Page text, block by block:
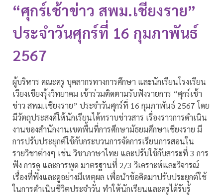
“ศุกร์เช้าข่าว สพม.เชียงราย”
ประจำวันศุกร์ที่ 16 กุมภาพันธ์
2567
ผู้บริหาร คณะครู บุคลากรทางการศึกษา และนักเรียนโรงเรียน
เวียงเชียงรุ้งวิทยาคม เข้าร่วมติดตามรับฟังรายการ “ศุกร์เช้า
ข่าว สพม.เชียงราย” ประจำวันศุกร์ที่ 16 กุมภาพันธ์ 2567 โดย
มีวัตถุประสงค์ให้นักเรียนได้ทราบข่าวสาร เรื่องราวการดำเนิน
งานของสำนักงานเขตพื้นที่การศึกษามัธยมศึกษาเชียงราย มี
การปรับประยุกต์ใช้กับกระบวนการจัดการเรียนการสอนใน
รายวิชาต่างๆ เช่น วิชาภาษาไทย และปรับใช้กับสาระที่ 3 การ
ฟัง การดู และการพูด มาตรฐานที่ 2/3 วิเคราะห์และวิจารณ์
เรื่องที่ฟังและดูอย่างมีเหตุผล เพื่อนำข้อคิดมาปรับประยุกต์ใช้
ในการดำเนินชีวิตประจำวัน ทำให้นักเรียนและครูได้รับรู้